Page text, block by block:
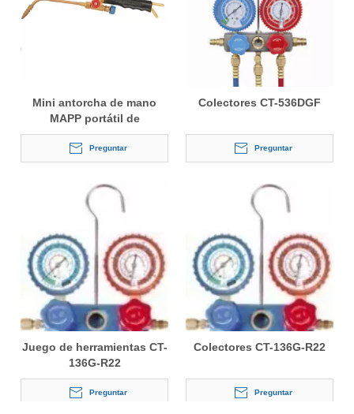
Mini antorcha de mano
MAPP portátil de
encendido automático de
doble punta
Preguntar
Colectores CT-536DGF
Preguntar
Juego de herramientas CT-
136G-R22
Preguntar
Colectores CT-136G-R22
Preguntar